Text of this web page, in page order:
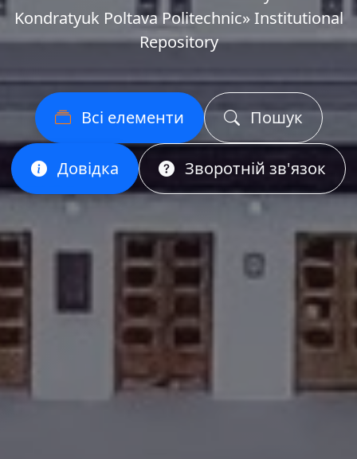
Kondratyuk Poltava Politechnic» Institutional
Repository
Всі елементи Пошук
Довідка Зворотній зв'язок